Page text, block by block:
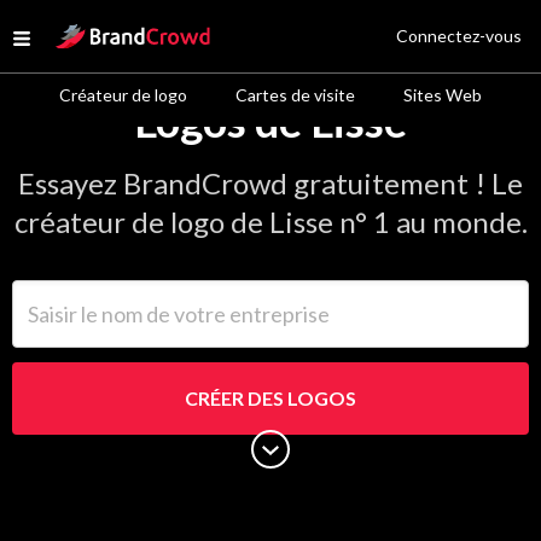
Open menu
Site Logo
Créateur de logo Cartes de visite Sites Web
Connectez-vous
Logos de Lisse
Essayez BrandCrowd gratuitement ! Le
créateur de logo de Lisse n° 1 au monde.
CRÉER DES LOGOS